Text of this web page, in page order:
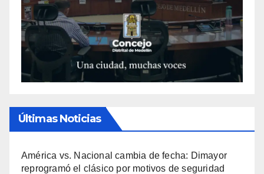
Últimas Noticias
América vs. Nacional cambia de fecha: Dimayor
reprogramó el clásico por motivos de seguridad